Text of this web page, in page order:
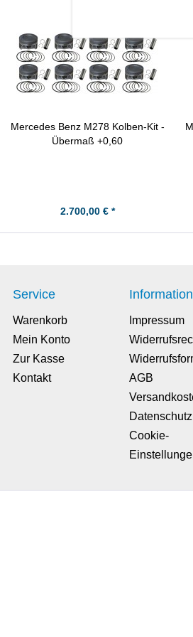
Mercedes Benz M278 Kolben-Kit -
Übermaß +0,60
2.700,00 € *
Service
Warenkorb
Mein Konto
Zur Kasse
Kontakt
Impressum
AGB
Datenschutz
Cookie-